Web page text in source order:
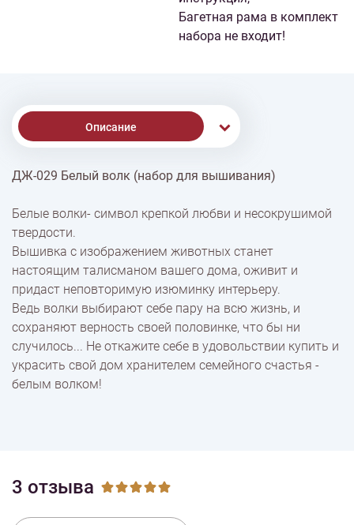
Багетная рама в комплект
набора не входит!
Описание
Доставка
ДЖ-029 Белый волк (набор для вышивания)
Белые волки- символ крепкой любви и несокрушимой
твердости.
Вышивка с изображением животных станет
настоящим талисманом вашего дома, оживит и
придаст неповторимую изюминку интерьеру.
Ведь волки выбирают себе пару на всю жизнь, и
сохраняют верность своей половинке, что бы ни
случилось... Не откажите себе в удовольствии купить и
украсить свой дом хранителем семейного счастья -
белым волком!
3 отзыва